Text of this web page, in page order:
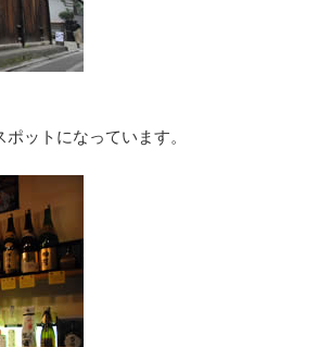
ットになっています。